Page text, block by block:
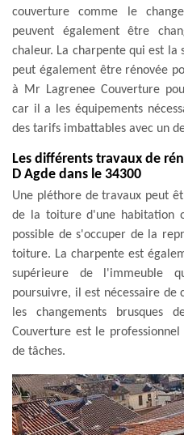
couverture comme le
peuvent également être
chaleur. La charpente qui est
peut également être rénovée
à Mr Lagrenee Couverture
car il a les équipements
des tarifs imbattables avec un
Les différents travaux de
D Agde dans le 34300
Une pléthore de travaux peut
de la toiture d'une habitation
possible de s'occuper de la
toiture. La charpente est
supérieure de l'immeuble
poursuivre, il est nécessaire
les changements brusques
Couverture est le
de tâches.